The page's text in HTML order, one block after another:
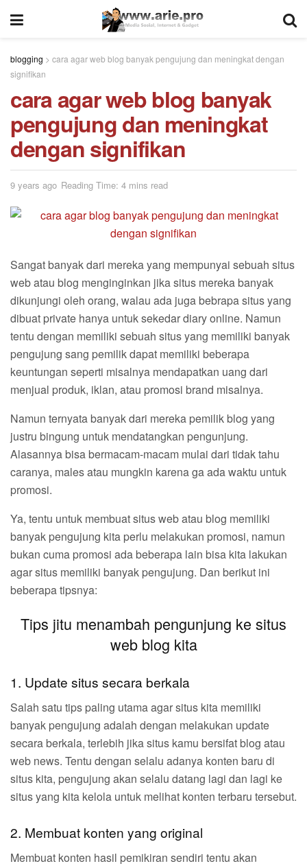
blogging > cara agar web blog banyak pengujung dan meningkat dengan
signifikan
cara agar web blog banyak
pengujung dan meningkat
dengan signifikan
9 years ago Reading Time: 4 mins read
Sangat banyak dari mereka yang mempunyai sebuah situs
web atau blog menginginkan jika situs mereka banyak
dikunjungi oleh orang, walau ada juga bebrapa situs yang
dibuat private hanya untuk sekedar diary online. Namun
tentu dengan memiliki sebuah situs yang memiliki banyak
pengujung sang pemilik dapat memiliki beberapa
keuntungan seperti misalnya mendapatkan uang dari
menjual produk, iklan, atau promosi brand misalnya.
Namun ternyata banyak dari mereka pemilik blog yang
justru bingung untuk mendatangkan pengunjung.
Alasannya bisa bermacam-macam mulai dari tidak tahu
caranya, males atau mungkin karena ga ada waktu untuk
promosi.
Ya, tentu untuk membuat situs web atau blog memiliki
banyak pengujung kita perlu melakukan promosi, namun
bukan cuma promosi ada beberapa lain bisa kita lakukan
agar situs memiliki banyak pengujung. Dan berikut ini
beberapa tipsnya:
Tips jitu menambah pengunjung ke situs
web blog kita
1. Update situs secara berkala
Salah satu tips paling utama agar situs kita memiliki
banyak pengujung adalah dengan melakukan update
secara berkala, terlebih jika situs kamu bersifat blog atau
web news. Tentu dengan selalu adanya konten baru di
situs kita, pengujung akan selalu datang lagi dan lagi ke
situs yang kita kelola untuk melihat konten terbaru tersebut.
2. Membuat konten yang original
Membuat konten hasil pemikiran sendiri tentu akan